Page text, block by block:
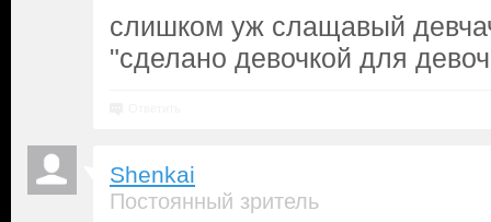
слишком уж слащавый
"сделано девочкой для
Shenkai
Постоянный зритель